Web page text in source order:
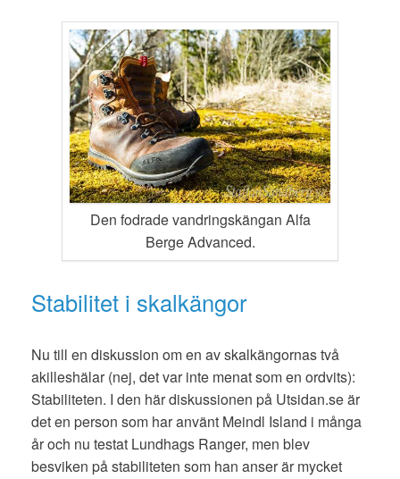
Den fodrade vandringskängan Alfa
Berge Advanced.
Stabilitet i skalkängor
Nu till en diskussion om en av skalkängornas två
akilleshälar (nej, det var inte menat som en ordvits):
Stabiliteten. I den här diskussionen på Utsidan.se är
det en person som har använt Meindl Island i många
år och nu testat Lundhags Ranger, men blev
besviken på stabiliteten som han anser är mycket